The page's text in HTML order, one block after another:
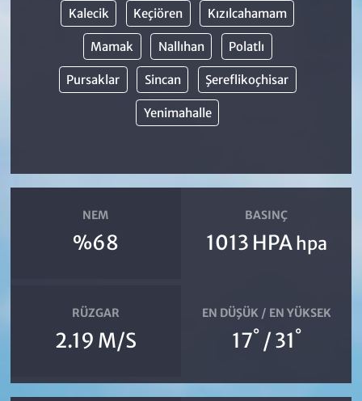
Kalecik Keçiören Kızılcahamam
Mamak Nallıhan Polatlı
Pursaklar Sincan Şereflikoçhisar
Yenimahalle
NEM
%68
BASINÇ
1013 HPA hpa
RÜZGAR
2.19 M/S
EN DÜŞÜK / EN YÜKSEK
17° / 31°